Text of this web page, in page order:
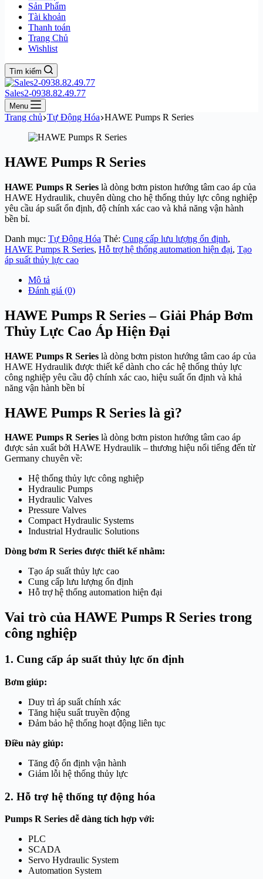
Sản Phẩm
Tài khoản
Thanh toán
Trang Chủ
Wishlist
Tìm kiếm
Sales2-0938.82.49.77
Menu
Trang chủ Tự Động Hóa HAWE Pumps R Series
HAWE Pumps R Series
HAWE Pumps R Series là dòng bơm piston hướng tâm cao áp của
HAWE Hydraulik, chuyên dùng cho hệ thống thủy lực công nghiệp
yêu cầu áp suất ổn định, độ chính xác cao và khả năng vận hành
bền bỉ.
Danh mục: Tự Động Hóa Thẻ: Cung cấp lưu lượng ổn định,
HAWE Pumps R Series, Hỗ trợ hệ thống automation hiện đại, Tạo
áp suất thủy lực cao
Mô tả
Đánh giá (0)
HAWE Pumps R Series – Giải Pháp Bơm
Thủy Lực Cao Áp Hiện Đại
HAWE Pumps R Series là dòng bơm piston hướng tâm cao áp của
HAWE Hydraulik được thiết kế dành cho các hệ thống thủy lực
công nghiệp yêu cầu độ chính xác cao, hiệu suất ổn định và khả
năng vận hành bền bỉ
HAWE Pumps R Series là gì?
HAWE Pumps R Series là dòng bơm piston hướng tâm cao áp
được sản xuất bởi HAWE Hydraulik – thương hiệu nổi tiếng đến từ
Germany chuyên về:
Hệ thống thủy lực công nghiệp
Hydraulic Pumps
Hydraulic Valves
Pressure Valves
Compact Hydraulic Systems
Industrial Hydraulic Solutions
Dòng bơm R Series được thiết kế nhằm:
Tạo áp suất thủy lực cao
Cung cấp lưu lượng ổn định
Hỗ trợ hệ thống automation hiện đại
Vai trò của HAWE Pumps R Series trong
công nghiệp
1. Cung cấp áp suất thủy lực ổn định
Bơm giúp:
Duy trì áp suất chính xác
Tăng hiệu suất truyền động
Đảm bảo hệ thống hoạt động liên tục
Điều này giúp:
Tăng độ ổn định vận hành
Giảm lỗi hệ thống thủy lực
2. Hỗ trợ hệ thống tự động hóa
Pumps R Series dễ dàng tích hợp với:
PLC
SCADA
Servo Hydraulic System
Automation System